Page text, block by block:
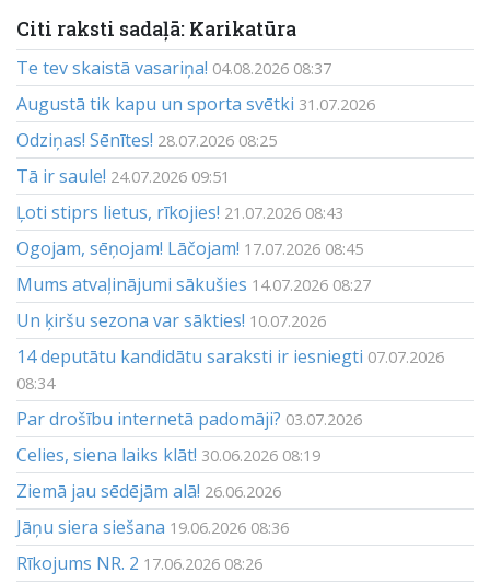
Citi raksti sadaļā: Karikatūra
Te tev skaistā vasariņa! 04.08.2026 08:37
Augustā tik kapu un sporta svētki 31.07.2026
Odziņas! Sēnītes! 28.07.2026 08:25
Tā ir saule! 24.07.2026 09:51
Ļoti stiprs lietus, rīkojies! 21.07.2026 08:43
Ogojam, sēņojam! Lāčojam! 17.07.2026 08:45
Mums atvaļinājumi sākušies 14.07.2026 08:27
Un ķiršu sezona var sākties! 10.07.2026
14 deputātu kandidātu saraksti ir iesniegti 07.07.2026
08:34
Par drošību internetā padomāji? 03.07.2026
Celies, siena laiks klāt! 30.06.2026 08:19
Ziemā jau sēdējām alā! 26.06.2026
Jāņu siera siešana 19.06.2026 08:36
Rīkojums NR. 2 17.06.2026 08:26